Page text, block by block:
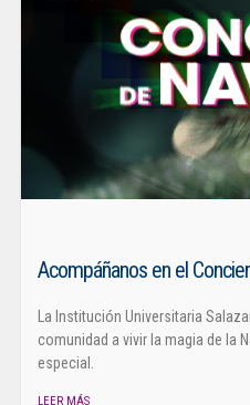
Acompáñanos en el
La Institución Universitaria
comunidad a vivir la magia de la
especial.
LEER MÁS